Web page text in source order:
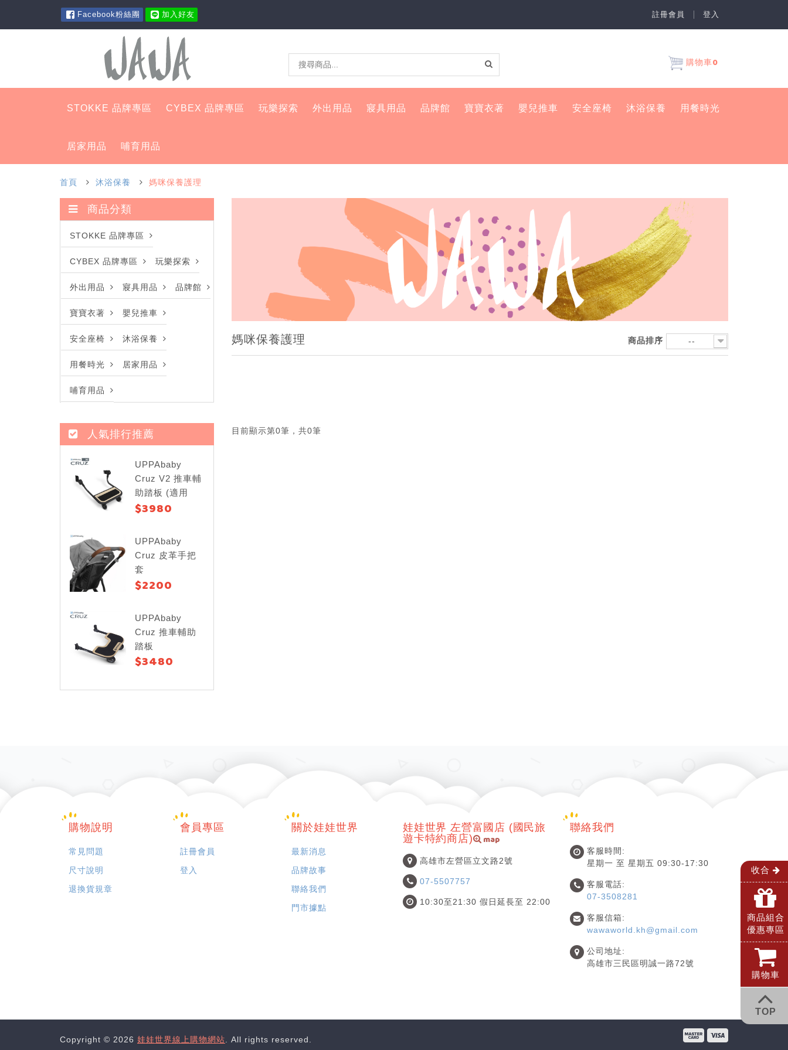
Facebook粉絲團 加入好友 註冊會員 登入
購物車0
STOKKE 品牌專區 CYBEX 品牌專區 玩樂探索 外出用品 寢具用品 品牌館 寶寶衣著 嬰兒推車 安全座椅 沐浴保養 用餐時光
居家用品 哺育用品
首頁 沐浴保養 媽咪保養護理
商品分類
STOKKE 品牌專區
CYBEX 品牌專區 玩樂探索
外出用品 寢具用品 品牌館
寶寶衣著 嬰兒推車
安全座椅 沐浴保養
用餐時光 居家用品
哺育用品
人氣排行推薦
UPPAbaby
Cruz V2 推車輔
助踏板 (適用
Cruz V2)
$3980
UPPAbaby
Cruz 皮革手把
套
$2200
UPPAbaby
Cruz 推車輔助
踏板
$3480
媽咪保養護理 商品排序 --
目前顯示第0筆，共0筆
購物說明
常見問題
尺寸說明
退換貨規章
會員專區
註冊會員
登入
關於娃娃世界
最新消息
品牌故事
聯絡我們
門市據點
娃娃世界 左營富國店 (國民旅
遊卡特約商店)
map
高雄市左營區立文路2號
07-5507757
10:30至21:30 假日延長至 22:00
聯絡我們
客服時間:
星期一 至 星期五 09:30-17:30
客服電話:
07-3508281
客服信箱:
wawaworld.kh@gmail.com
公司地址:
高雄市三民區明誠一路72號
Copyright © 2026 娃娃世界線上購物網站. All rights reserved.
收合
商品組合
優惠專區
購物車
TOP